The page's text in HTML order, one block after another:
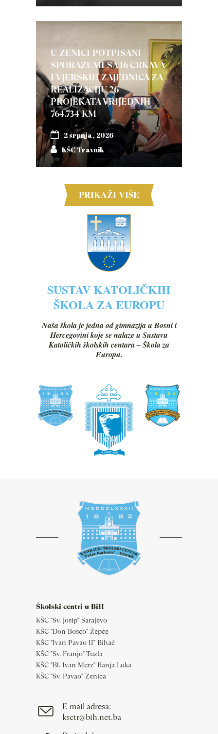
U ZENICI POTPISANI
SPORAZUMI SA 16 CRKAVA
I VJERSKIH ZAJEDNICA ZA
REALIZACIJU 26
PROJEKATA VRIJEDNIH
764.734 KM
2 srpnja, 2026
KŠC Travnik
PRIKAŽI VIŠE
SUSTAV KATOLIČKIH
ŠKOLA ZA EUROPU
Naša škola je jedna od gimnazija u Bosni i
Hercegovini koje se nalaze u Sustavu
Katoličkih školskih centara – Škola za
Europu.
Školski centri u BiH
KŠC "Sv. Josip" Sarajevo
KŠC "Don Bosco" Žepče
KŠC "Ivan Pavao II" Bihać
KŠC "Sv. Franjo" Tuzla
KŠC "Bl. Ivan Merz" Banja Luka
KŠC "Sv. Pavao" Zenica
E-mail adresa:
ksctr@bih.net.ba